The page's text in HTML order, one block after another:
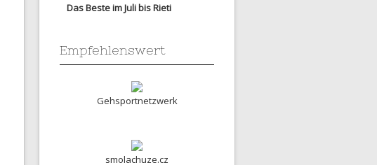
Das Beste im Juli bis Rieti
Empfehlenswert
Gehsportnetzwerk
smolachuze.cz